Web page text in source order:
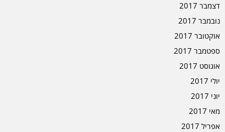
דצמבר 2017
נובמבר 2017
אוקטובר 2017
ספטמבר 2017
אוגוסט 2017
יולי 2017
יוני 2017
מאי 2017
אפריל 2017